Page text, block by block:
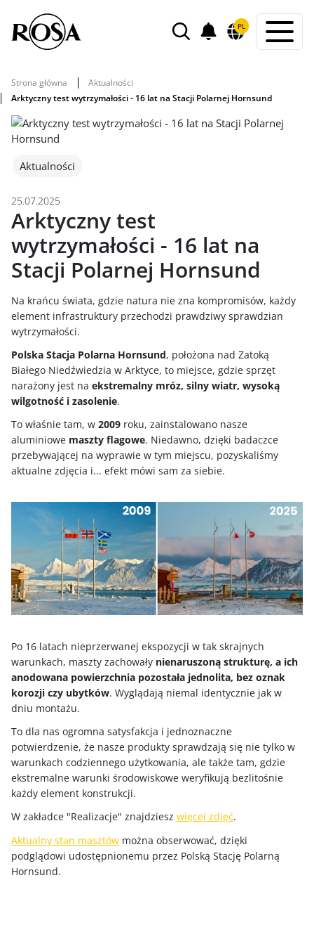
WYSZUKIWARKAPOWIADOMIENIA
PL
Strona główna
Aktualności
Arktyczny test wytrzymałości - 16 lat na Stacji Polarnej Hornsund
Aktualności
25.07.2025
Arktyczny test
wytrzymałości - 16 lat na
Stacji Polarnej Hornsund
Na krańcu świata, gdzie natura nie zna kompromisów, każdy
element infrastruktury przechodzi prawdziwy sprawdzian
wytrzymałości.
Polska Stacja Polarna Hornsund, położona nad Zatoką
Białego Niedźwiedzia w Arktyce, to miejsce, gdzie sprzęt
narażony jest na ekstremalny mróz, silny wiatr, wysoką
wilgotność i zasolenie.
To właśnie tam, w 2009 roku, zainstalowano nasze
aluminiowe maszty flagowe. Niedawno, dzięki badaczce
przebywającej na wyprawie w tym miejscu, pozyskaliśmy
aktualne zdjęcia i... efekt mówi sam za siebie.
Po 16 latach nieprzerwanej ekspozycji w tak skrajnych
warunkach, maszty zachowały nienaruszoną strukturę, a ich
anodowana powierzchnia pozostała jednolita, bez oznak
korozji czy ubytków. Wyglądają niemal identycznie jak w
dniu montażu.
To dla nas ogromna satysfakcja i jednoznaczne
potwierdzenie, że nasze produkty sprawdzają się nie tylko w
warunkach codziennego użytkowania, ale także tam, gdzie
ekstremalne warunki środowiskowe weryfikują bezlitośnie
każdy element konstrukcji.
W zakładce "Realizacje" znajdziesz więcej zdjęć.
Aktualny stan masztów można obserwować, dzięki
podglądowi udostępnionemu przez Polską Stację Polarną
Hornsund.